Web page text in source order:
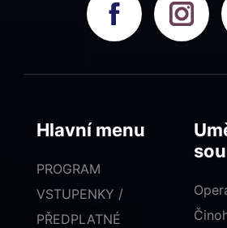
Hlavní menu
PROGRAM
VSTUPENKY /
PŘEDPLATNÉ